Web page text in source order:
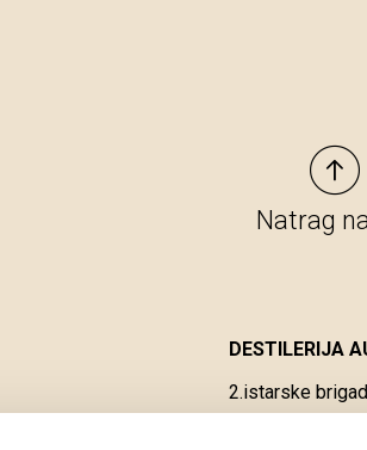
Natrag
DESTILERIJA
2.istarske